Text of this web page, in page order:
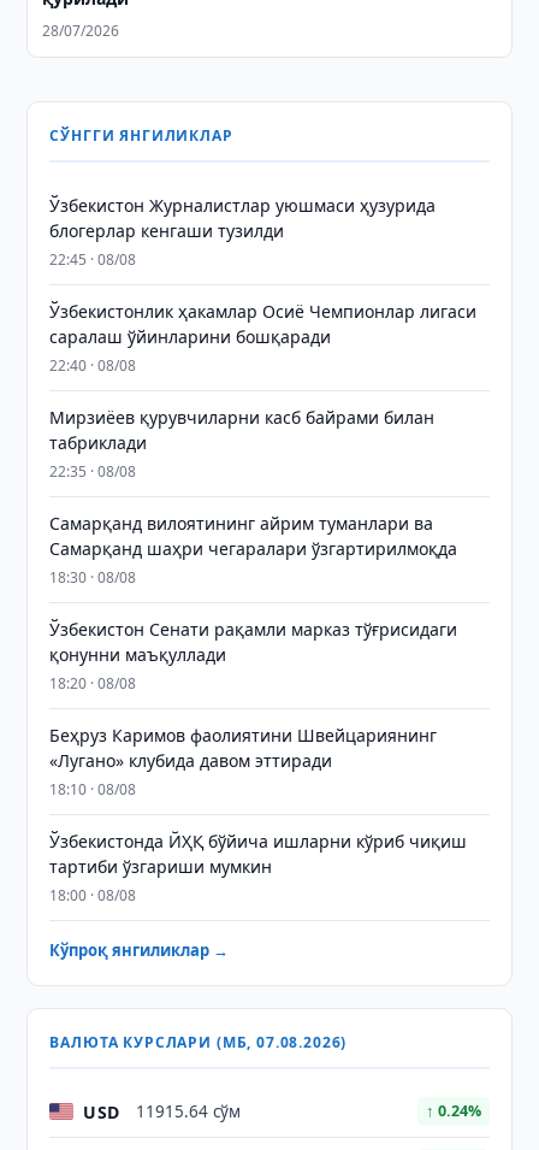
28/07/2026
СЎНГГИ ЯНГИЛИКЛАР
Ўзбекистон Журналистлар уюшмаси ҳузурида
блогерлар кенгаши тузилди
22:45 · 08/08
Ўзбекистонлик ҳакамлар Осиё Чемпионлар лигаси
саралаш ўйинларини бошқаради
22:40 · 08/08
Мирзиёев қурувчиларни касб байрами билан
табриклади
22:35 · 08/08
Самарқанд вилоятининг айрим туманлари ва
Самарқанд шаҳри чегаралари ўзгартирилмоқда
18:30 · 08/08
Ўзбекистон Сенати рақамли марказ тўғрисидаги
қонунни маъқуллади
18:20 · 08/08
Беҳруз Каримов фаолиятини Швейцариянинг
«Лугано» клубида давом эттиради
18:10 · 08/08
Ўзбекистонда ЙҲҚ бўйича ишларни кўриб чиқиш
тартиби ўзгариши мумкин
18:00 · 08/08
Кўпроқ янгиликлар →
ВАЛЮТА КУРСЛАРИ (МБ, 07.08.2026)
USD 11915.64 сўм ↑ 0.24%